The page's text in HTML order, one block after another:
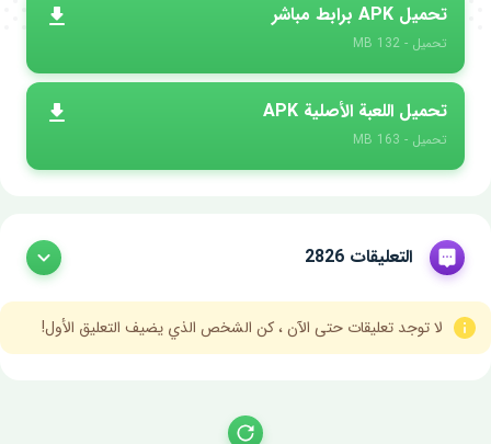
تحميل APK برابط مباشر
تحميل - 132 MB
تحميل اللعبة الأصلية APK
تحميل - 163 MB
التعليقات 2826
لا توجد تعليقات حتى الآن ، كن الشخص الذي يضيف التعليق الأول!